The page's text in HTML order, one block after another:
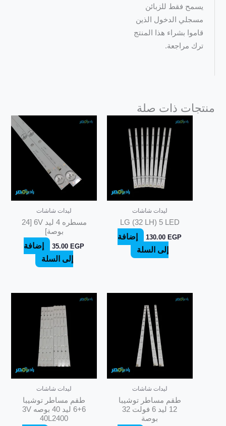
يسمح فقط للزبائن
مسجلي الدخول الذين
قاموا بشراء هذا المنتج
ترك مراجعة.
منتجات ذات صلة
ليدات شاشات
LG (32 LH) 5 LED
130.00 EGP
إضافة
إلى السلة
ليدات شاشات
مسطره 4 ليد 6V [24
بوصة]
35.00 EGP
إضافة
إلى السلة
ليدات شاشات
طقم مساطر توشيبا
12 ليد 6 فولت 32
بوصة
ليدات شاشات
طقم مساطر توشيبا
6+6 ليد 40 بوصه 3V
40L2400